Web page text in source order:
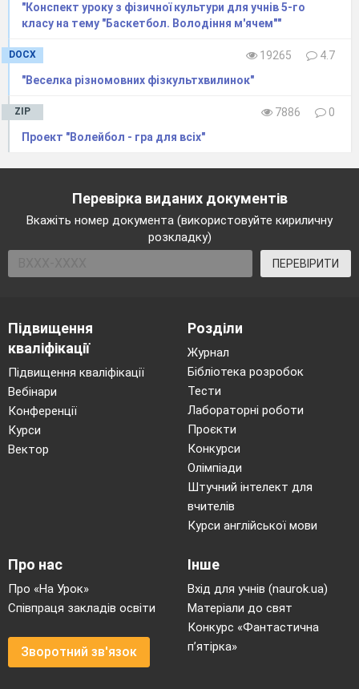
"Конспект уроку з фізичної культури для учнів 5-го
класу на тему "Баскетбол. Володіння м'ячем""
DOCX 19265
4.7
"Веселка різномовних фізкультхвилинок"
ZIP 7886
0
Проект "Волейбол - гра для всіх"
Перевірка виданих документів
Вкажіть номер документа (використовуйте кириличну
розкладку)
ПЕРЕВІРИТИ
Підвищення
кваліфікації
Підвищення кваліфікації
Вебінари
Конференції
Курси
Вектор
Розділи
Журнал
Бібліотека розробок
Тести
Лабораторні роботи
Проєкти
Конкурси
Олімпіади
Штучний інтелект для
вчителів
Курси англійської мови
Про нас
Про «На Урок»
Співпраця закладів освіти
Зворотний зв'язок
Інше
Вхід для учнів (naurok.ua)
Матеріали до свят
Конкурс «Фантастична
п’ятірка»